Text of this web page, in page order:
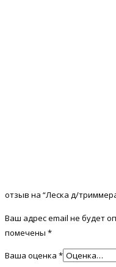
отзыв на “Леска д/
Ваш адрес email не будет
помечены *
Ваша оценка *